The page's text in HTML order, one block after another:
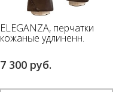
ELEGANZA, перчатки
кожаные удлиненн.
7 300 руб.